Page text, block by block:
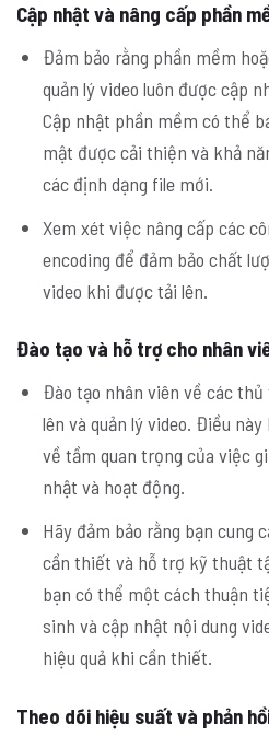
Cập nhật và nâng cấp phần
Đảm bảo rằng phần mềm
quản lý video luôn được cập
Cập nhật phần mềm có thể
mật được cải thiện và khả
các định dạng file mới.
Xem xét việc nâng cấp các
encoding để đảm bảo chất
video khi được tải lên.
Đào tạo và hỗ trợ cho nhân
Đào tạo nhân viên về các
lên và quản lý video. Điều
về tầm quan trọng của việc
nhật và hoạt động.
Hãy đảm bảo rằng bạn cung
cần thiết và hỗ trợ kỹ thuật
bạn có thể một cách thuận
sinh và cập nhật nội dung
hiệu quả khi cần thiết.
Theo dõi hiệu suất và phản